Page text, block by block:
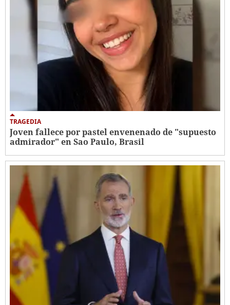
TRAGEDIA
Joven fallece por pastel envenenado de "supuesto
admirador" en Sao Paulo, Brasil